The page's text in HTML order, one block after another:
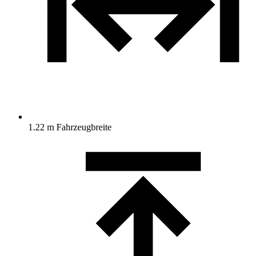
1.22 m Fahrzeugbreite